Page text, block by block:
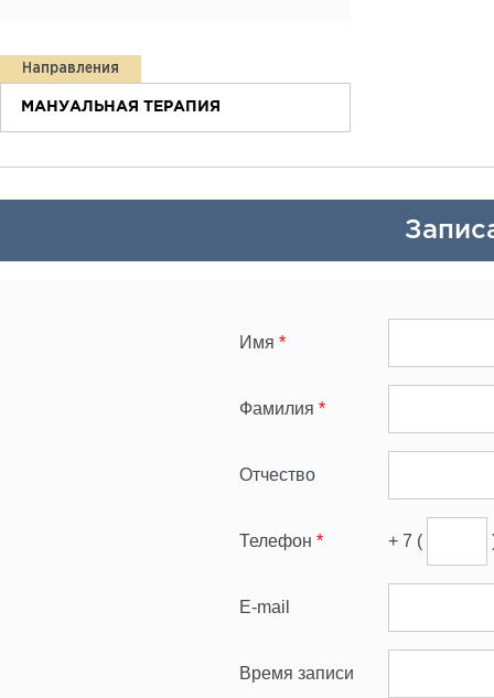
Направления
МАНУАЛЬНАЯ ТЕРАПИЯ
Имя *
Фамилия *
Отчество
Телефон * + 7 (
E-mail
Время записи